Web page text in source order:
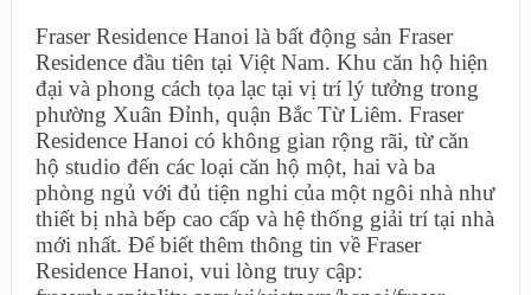
Fraser Residence Hanoi là bất động sản Fraser
Residence đầu tiên tại Việt Nam. Khu căn hộ hiện
đại và phong cách tọa lạc tại vị trí lý tưởng trong
phường Xuân Đỉnh, quận Bắc Từ Liêm. Fraser
Residence Hanoi có không gian rộng rãi, từ căn
hộ studio đến các loại căn hộ một, hai và ba
phòng ngủ với đủ tiện nghi của một ngôi nhà như
thiết bị nhà bếp cao cấp và hệ thống giải trí tại nhà
mới nhất. Để biết thêm thông tin về Fraser
Residence Hanoi, vui lòng truy cập: